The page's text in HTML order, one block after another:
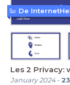
Les 2
January 2024- 23
De